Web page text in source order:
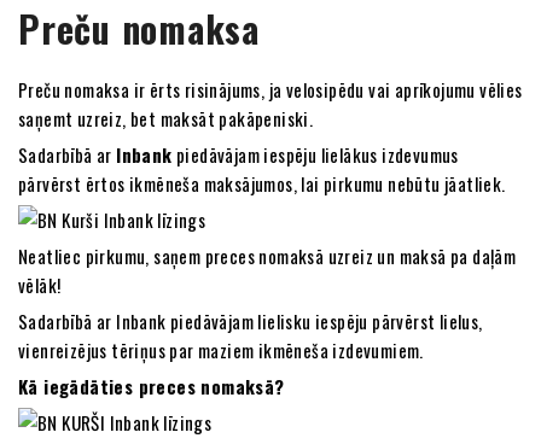
Preču nomaksa
Preču nomaksa ir ērts risinājums, ja velosipēdu vai aprīkojumu vēlies
saņemt uzreiz, bet maksāt pakāpeniski.
Sadarbībā ar Inbank piedāvājam iespēju lielākus izdevumus
pārvērst ērtos ikmēneša maksājumos, lai pirkumu nebūtu jāatliek.
Neatliec pirkumu, saņem preces nomaksā uzreiz un maksā pa daļām
vēlāk!
Sadarbībā ar Inbank piedāvājam lielisku iespēju pārvērst lielus,
vienreizējus tēriņus par maziem ikmēneša izdevumiem.
Kā iegādāties preces nomaksā?